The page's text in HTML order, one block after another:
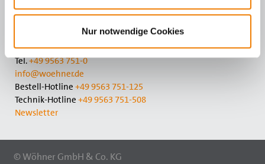
Nur notwendige Cookies
Mönchrödener Str. 10
96472 Rödental
Tel.+49 9563 751-0
info@woehner.de
Bestell-Hotline +49 9563 751-125
Technik-Hotline +49 9563 751-508
Newsletter
© Wöhner GmbH & Co. KG